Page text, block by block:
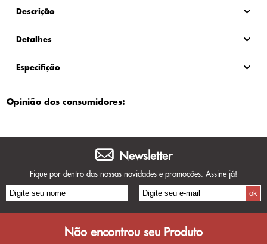
Descrição
Detalhes
Especifição
Opinião dos consumidores:
Newsletter
Fique por dentro das nossas novidades e promoções. Assine já!
Não encontrou seu Produto